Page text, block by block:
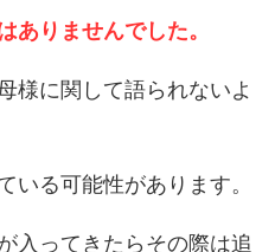
ありませんでした。
様に関して語られないよ
いる可能性があります。
入ってきたらその際は追